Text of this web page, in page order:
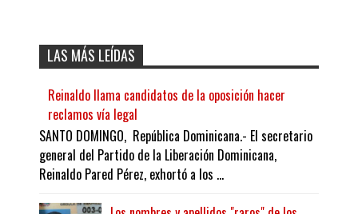
LAS MÁS LEÍDAS
Reinaldo llama candidatos de la oposición hacer
reclamos vía legal
SANTO DOMINGO, República Dominicana.- El secretario
general del Partido de la Liberación Dominicana,
Reinaldo Pared Pérez, exhortó a los ...